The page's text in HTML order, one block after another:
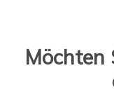
Möchten